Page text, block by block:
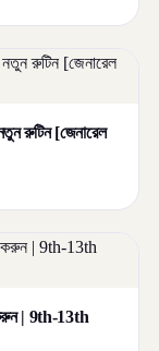
রুটিন [জেনারেল
| 9th-13th